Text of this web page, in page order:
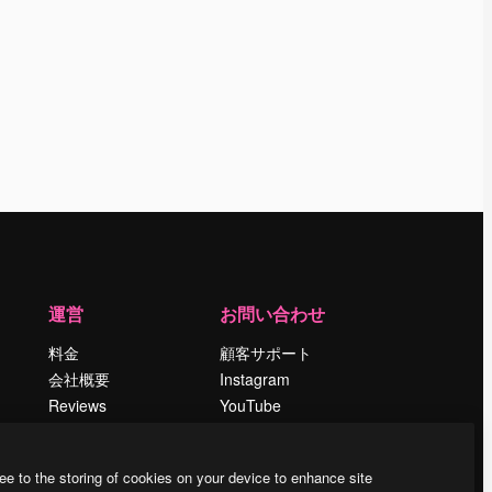
運営
料金
会社概要
Reviews
ブログ
お問い合わせ
顧客サポート
Instagram
YouTube
Discord
to the storing of cookies on your device to enhance site